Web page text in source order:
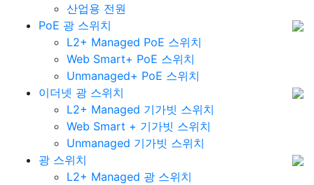
산업용 전원
PoE 광 스위치
L2+ Managed PoE 스위치
Web Smart+ PoE 스위치
Unmanaged+ PoE 스위치
이더넷 광 스위치
L2+ Managed 기가빗 스위치
Web Smart + 기가빗 스위치
Unmanaged 기가빗 스위치
광 스위치
L2+ Managed 광 스위치